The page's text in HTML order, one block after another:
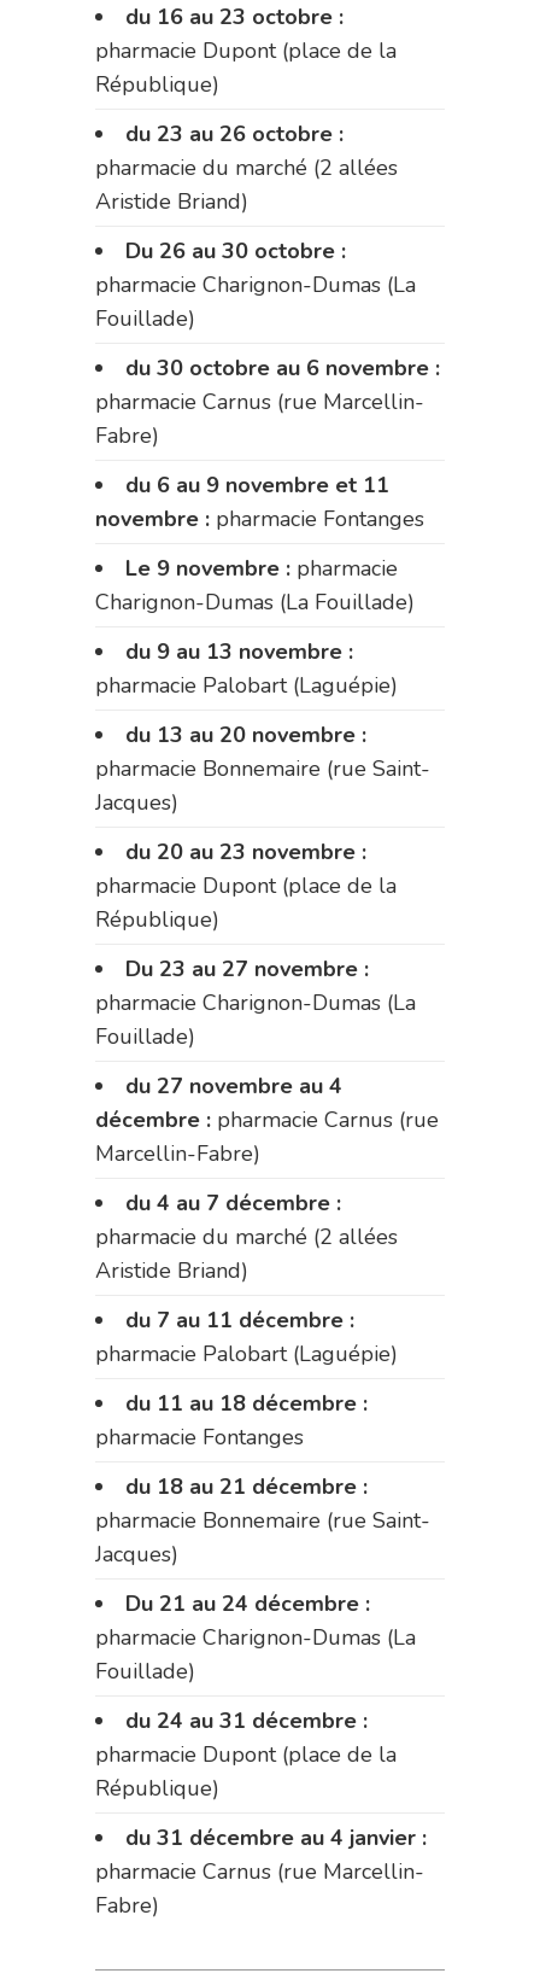
du 16 au 23 octobre :
pharmacie Dupont (place de la
République)
du 23 au 26 octobre :
pharmacie du marché (2 allées
Aristide Briand)
Du 26 au 30 octobre :
pharmacie Charignon-Dumas (La
Fouillade)
du 30 octobre au 6 novembre :
pharmacie Carnus (rue Marcellin-
Fabre)
du 6 au 9 novembre et 11
novembre : pharmacie Fontanges
Le 9 novembre : pharmacie
Charignon-Dumas (La Fouillade)
du 9 au 13 novembre :
pharmacie Palobart (Laguépie)
du 13 au 20 novembre :
pharmacie Bonnemaire (rue Saint-
Jacques)
du 20 au 23 novembre :
pharmacie Dupont (place de la
République)
Du 23 au 27 novembre :
pharmacie Charignon-Dumas (La
Fouillade)
du 27 novembre au 4
décembre : pharmacie Carnus (rue
Marcellin-Fabre)
du 4 au 7 décembre :
pharmacie du marché (2 allées
Aristide Briand)
du 7 au 11 décembre :
pharmacie Palobart (Laguépie)
du 11 au 18 décembre :
pharmacie Fontanges
du 18 au 21 décembre :
pharmacie Bonnemaire (rue Saint-
Jacques)
Du 21 au 24 décembre :
pharmacie Charignon-Dumas (La
Fouillade)
du 24 au 31 décembre :
pharmacie Dupont (place de la
République)
du 31 décembre au 4 janvier :
pharmacie Carnus (rue Marcellin-
Fabre)